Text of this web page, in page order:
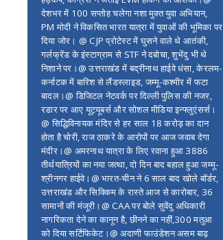
देशभर में 100 सप्ताेह चलेगा नशा मुक्त युवा अभियान,
PM मोदी ने विकसित भारत यात्रा में युवाओं की भूमिका पर
दिया जोर। @ CJP प्रोटेस्ट में घुसने वाले थे आतंकी,
गर्लफ्रेंड के इंस्टाग्राम से STF ने दबोचा, शुभेंदु भी थे
निशाने पर।@ उत्तराखंड में बद्रीनाथ हाईवे धंसा, केरलम-
कर्नाटक में बारिश से लैंडस्लाइड, जम्मू-कश्मीर में फटा
बादल।@ डिजिटल नेटवर्क पर दिल्ली पुलिस की नजर,
रडार पर आए यूट्यूबर्स और सोशल मीडिया इन्फ्लुएंसर्स।
@ सिद्धिविनायक मंदिर से हर साल 18 करोड़ का दान
होता है चोरी, राज ठाकरे के आरोपों पर आज जवाब देगा
मंदीर।@ अमरनाथ यात्रा के लिए रवाना हुआ 3886
तीर्थयात्रियों का नया जत्था, दो दिन बाद बहाल हुआ जम्मू-
श्रीनगर हाईवे।@ भारत-चीन ने 6 साल बाद खोले बॉर्डर,
उत्तराखंड और सिक्किम के रास्ते आज से कारोबार, 36
सामानों की मंजूरी।@ CAA पर बोले सुवेंदु अधिकारी
नागरिकता देने का कानून है, छीनने का नहीं,300 मतुआ
को दिया सर्टिफिकेट।@ अदाणी फाउंडेशन असम बाढ़